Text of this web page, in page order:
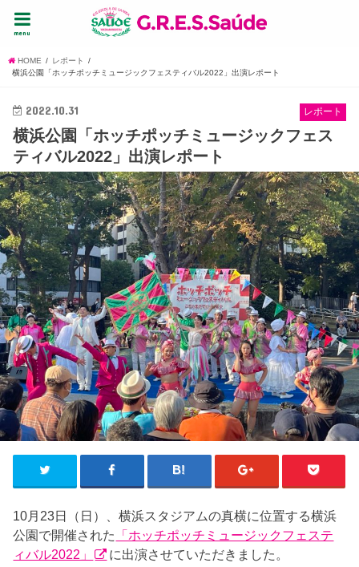
menu
HOME
レポート
横浜公園「ホッチポッチミュージックフェスティバル2022」出演レポート
レポート
2022.10.31
横浜公園「ホッチポッチミュージックフェス
ティバル2022」出演レポート
10月23日（日）、横浜スタジアムの真横に位置する横浜
公園で開催された
「ホッチポッチミュージックフェステ
ィバル2022」
に出演させていただきました。